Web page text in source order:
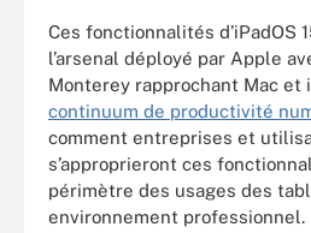
Ces fonctionnalités d’iPadOS
l’arsenal déployé par Apple
Monterey rapprochant Mac et
continuum de productivité
comment entreprises et
s’approprieront ces
périmètre des usages des
environnement professionnel.